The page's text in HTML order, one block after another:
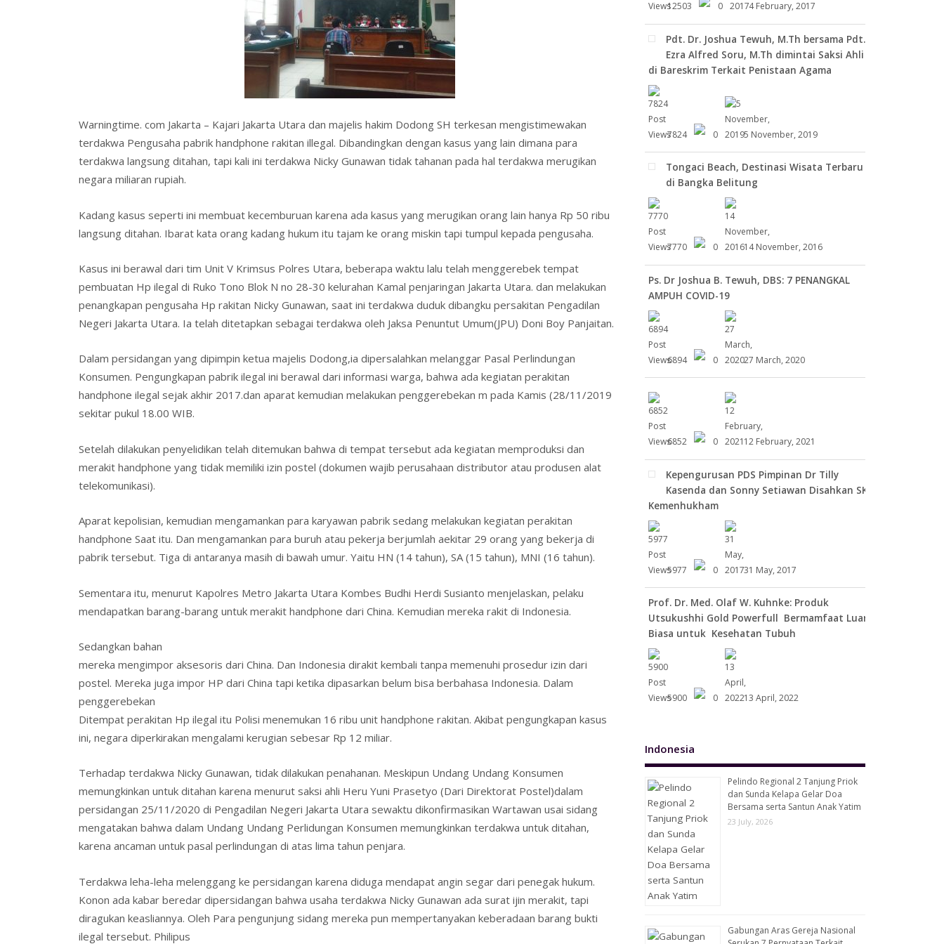
n p
p
M
ai
l
n
dl
y
Warningtime. com Jakarta – Kajari Jakarta Utara dan majelis hakim Dodong SH terkesan mengistimewakan
terdakwa Pengusaha pabrik handphone rakitan illegal. Dibandingkan dengan kasus yang lain dimana para
terdakwa langsung ditahan, tapi kali ini terdakwa Nicky Gunawan tidak tahanan pada hal terdakwa merugikan
negara miliaran rupiah.
Kadang kasus seperti ini membuat kecemburuan karena ada kasus yang merugikan orang lain hanya Rp 50 ribu
langsung ditahan. Ibarat kata orang kadang hukum itu tajam ke orang miskin tapi tumpul kepada pengusaha.
Kasus ini berawal dari tim Unit V Krimsus Polres Utara, beberapa waktu lalu telah menggerebek tempat
pembuatan Hp ilegal di Ruko Tono Blok N no 28-30 kelurahan Kamal penjaringan Jakarta Utara. dan melakukan
penangkapan pengusaha Hp rakitan Nicky Gunawan, saat ini terdakwa duduk dibangku persakitan Pengadilan
Negeri Jakarta Utara. Ia telah ditetapkan sebagai terdakwa oleh Jaksa Penuntut Umum(JPU) Doni Boy Panjaitan.
Dalam persidangan yang dipimpin ketua majelis Dodong,ia dipersalahkan melanggar Pasal Perlindungan
Konsumen. Pengungkapan pabrik ilegal ini berawal dari informasi warga, bahwa ada kegiatan perakitan
handphone ilegal sejak akhir 2017.dan aparat kemudian melakukan penggerebekan m pada Kamis (28/11/2019
sekitar pukul 18.00 WIB.
Setelah dilakukan penyelidikan telah ditemukan bahwa di tempat tersebut ada kegiatan memproduksi dan
merakit handphone yang tidak memiliki izin postel (dokumen wajib perusahaan distributor atau produsen alat
telekomunikasi).
Aparat kepolisian, kemudian mengamankan para karyawan pabrik sedang melakukan kegiatan perakitan
handphone Saat itu. Dan mengamankan para buruh atau pekerja berjumlah aekitar 29 orang yang bekerja di
pabrik tersebut. Tiga di antaranya masih di bawah umur. Yaitu HN (14 tahun), SA (15 tahun), MNI (16 tahun).
Sementara itu, menurut Kapolres Metro Jakarta Utara Kombes Budhi Herdi Susianto menjelaskan, pelaku
mendapatkan barang-barang untuk merakit handphone dari China. Kemudian mereka rakit di Indonesia.
Sedangkan bahan
mereka mengimpor aksesoris dari China. Dan Indonesia dirakit kembali tanpa memenuhi prosedur izin dari
postel. Mereka juga impor HP dari China tapi ketika dipasarkan belum bisa berbahasa Indonesia. Dalam
penggerebekan
Ditempat perakitan Hp ilegal itu Polisi menemukan 16 ribu unit handphone rakitan. Akibat pengungkapan kasus
ini, negara diperkirakan mengalami kerugian sebesar Rp 12 miliar.
Terhadap terdakwa Nicky Gunawan, tidak dilakukan penahanan. Meskipun Undang Undang Konsumen
memungkinkan untuk ditahan karena menurut saksi ahli Heru Yuni Prasetyo (Dari Direktorat Postel)dalam
persidangan 25/11/2020 di Pengadilan Negeri Jakarta Utara sewaktu dikonfirmasikan Wartawan usai sidang
mengatakan bahwa dalam Undang Undang Perlidungan Konsumen memungkinkan terdakwa untuk ditahan,
karena ancaman untuk pasal perlindungan di atas lima tahun penjara.
Terdakwa leha-leha melenggang ke persidangan karena diduga mendapat angin segar dari penegak hukum.
Konon ada kabar beredar dipersidangan bahwa usaha terdakwa Nicky Gunawan ada surat ijin merakit, tapi
diragukan keasliannya. Oleh Para pengunjung sidang mereka pun mempertanyakan keberadaan barang bukti
ilegal tersebut. Philipus
12503 0 4 February, 2017
Pdt. Dr. Joshua Tewuh, M.Th bersama Pdt.
Ezra Alfred Soru, M.Th dimintai Saksi Ahli
di Bareskrim Terkait Penistaan Agama
7824 0 5 November, 2019
Tongaci Beach, Destinasi Wisata Terbaru
di Bangka Belitung
7770 0 14 November, 2016
Ps. Dr Joshua B. Tewuh, DBS: 7 PENANGKAL
AMPUH COVID-19
6894 0 27 March, 2020
6852 0 12 February, 2021
Kepengurusan PDS Pimpinan Dr Tilly
Kasenda dan Sonny Setiawan Disahkan SK
Kemenhukham
5977 0 31 May, 2017
Prof. Dr. Med. Olaf W. Kuhnke: Produk
Utsukushhi Gold Powerfull Bermamfaat Luar
Biasa untuk Kesehatan Tubuh
5900 0 13 April, 2022
Indonesia
Pelindo Regional 2 Tanjung Priok
dan Sunda Kelapa Gelar Doa
Bersama serta Santun Anak Yatim
23 July, 2026
Gabungan Aras Gereja Nasional